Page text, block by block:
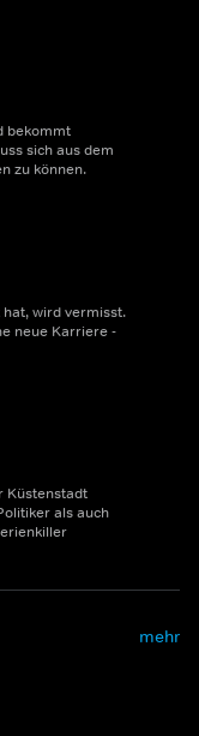
bekommt
sich aus dem
zu können.
wird vermisst.
neue Karriere -
Küstenstadt
als auch
mehr